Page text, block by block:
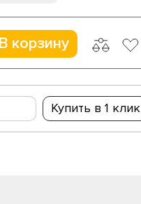
В корзину
Купить в 1 клик